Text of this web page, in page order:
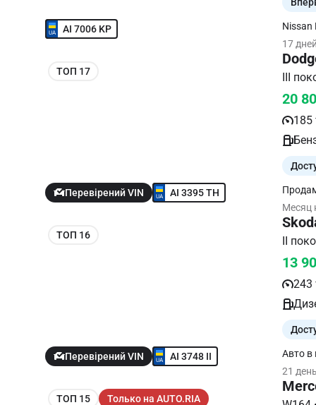
Nissan
Любые
17
AI 7006 KP
ТОП 17
20
185
5.7!
Месяц
Перевірений VIN AI 3395 TH
ТОП 16
13
243
Авто в гарному стані.
21
Перевірений VIN AI 3748 II
ТОП 15 Только на AUTO.RIA